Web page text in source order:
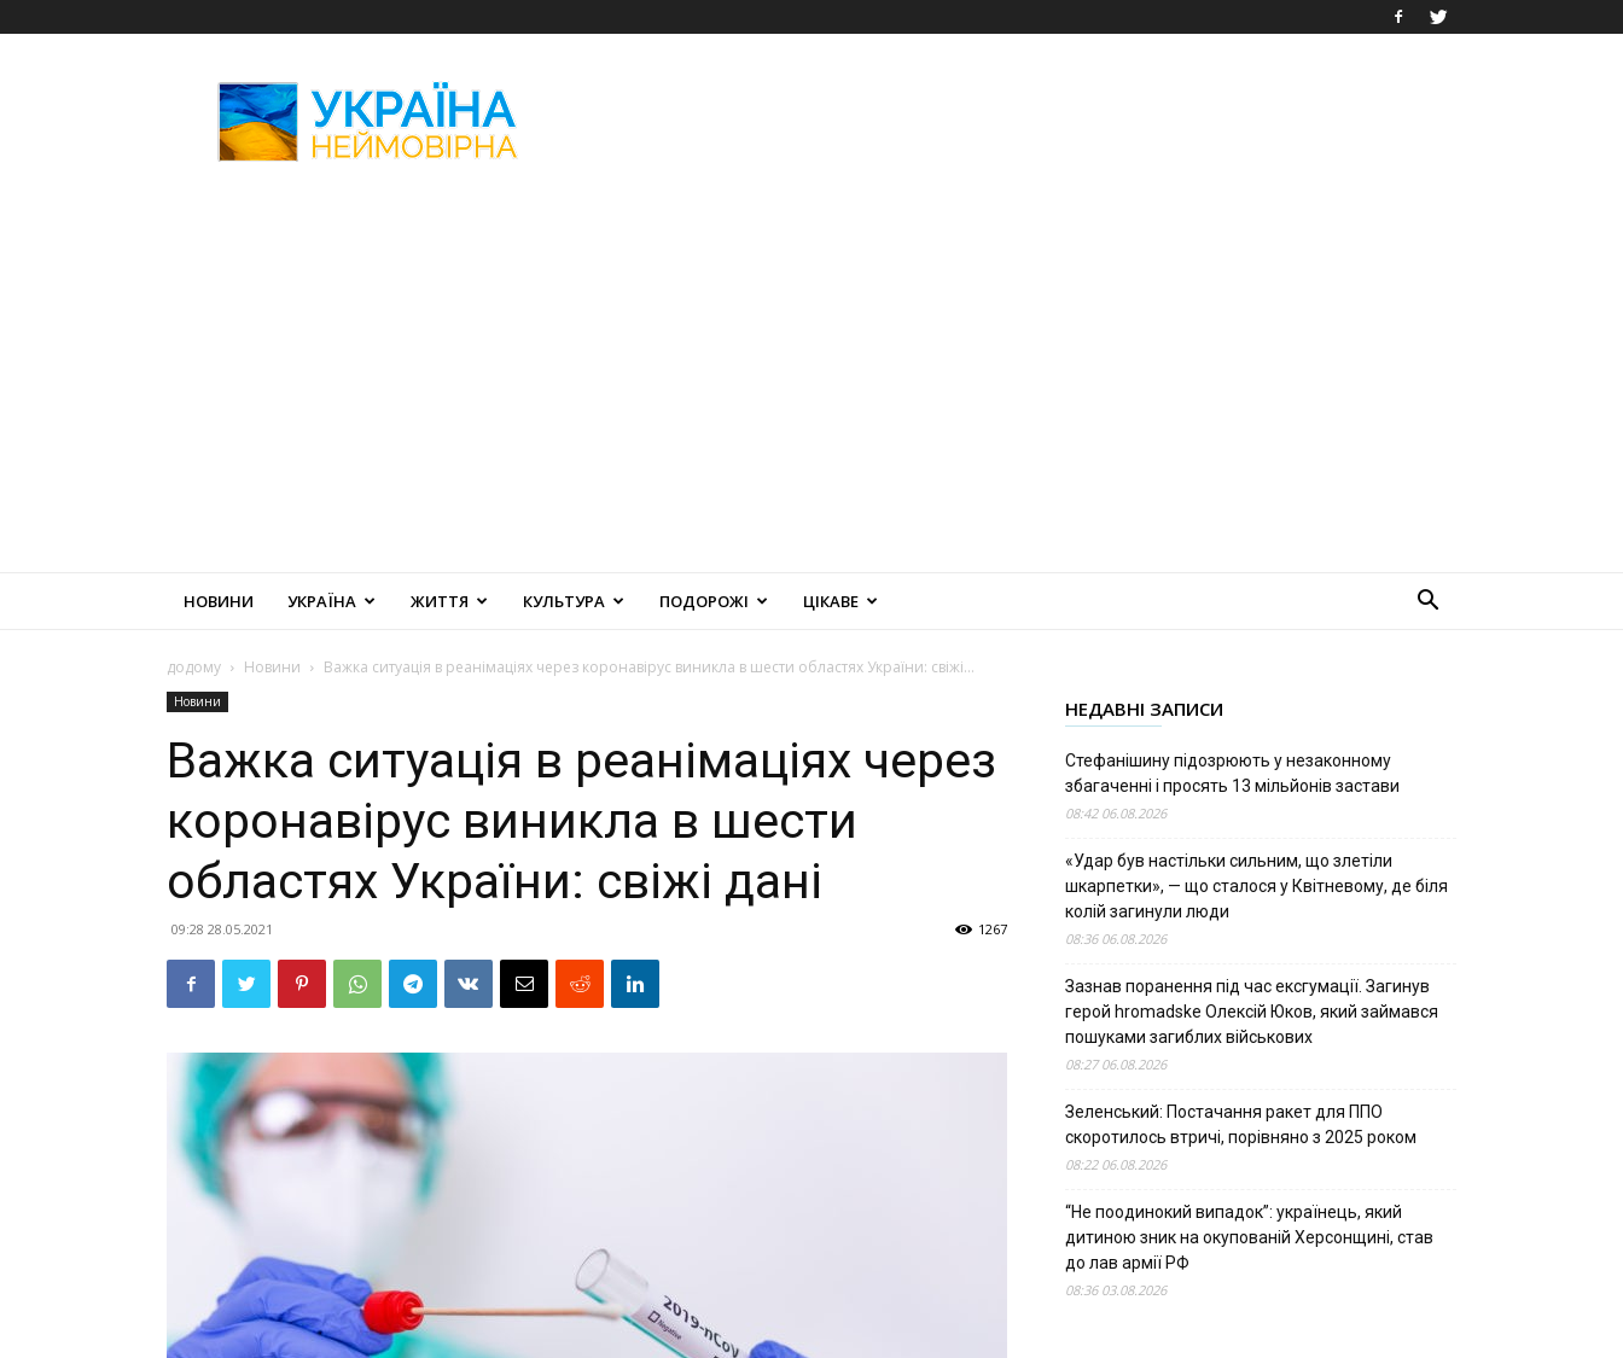
Неймовірна
НОВИНИ УКРАЇНА ЖИТТЯ КУЛЬТУРА ПОДОРОЖІ ЦІКАВЕ
додому Новини Важка ситуація в реанімаціях через коронавірус виникла в шести областях України: свіжі...
Новини
Важка ситуація в реанімаціях через
коронавірус виникла в шести
областях України: свіжі дані
09:28 28.05.2021 1267
НЕДАВНІ ЗАПИСИ
Стефанішину підозрюють у незаконному
збагаченні і просять 13 мільйонів застави
08:42 06.08.2026
«Удар був настільки сильним, що злетіли
шкарпетки», — що сталося у Квітневому, де біля
колій загинули люди
08:36 06.08.2026
Зазнав поранення під час ексгумації. Загинув
герой hromadske Олексій Юков, який займався
пошуками загиблих військових
08:27 06.08.2026
Зеленський: Постачання ракет для ППО
скоротилось втричі, порівняно з 2025 роком
08:22 06.08.2026
“Не поодинокий випадок”: українець, який
дитиною зник на окупованій Херсонщині, став
до лав армії РФ
08:36 03.08.2026